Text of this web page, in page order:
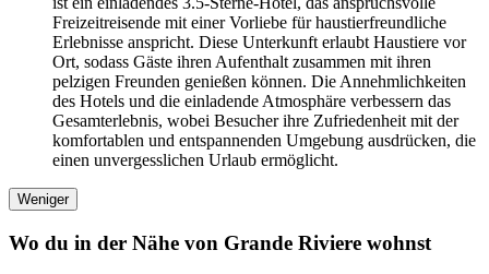
Freizeitreisende mit einer Vorliebe für haustierfreundliche
Erlebnisse anspricht. Diese Unterkunft erlaubt Haustiere vor
Ort, sodass Gäste ihren Aufenthalt zusammen mit ihren
pelzigen Freunden genießen können. Die Annehmlichkeiten
des Hotels und die einladende Atmosphäre verbessern das
Gesamterlebnis, wobei Besucher ihre Zufriedenheit mit der
komfortablen und entspannenden Umgebung ausdrücken, die
einen unvergesslichen Urlaub ermöglicht.
Weniger
Wo du in der Nähe von Grande Riviere wohnst